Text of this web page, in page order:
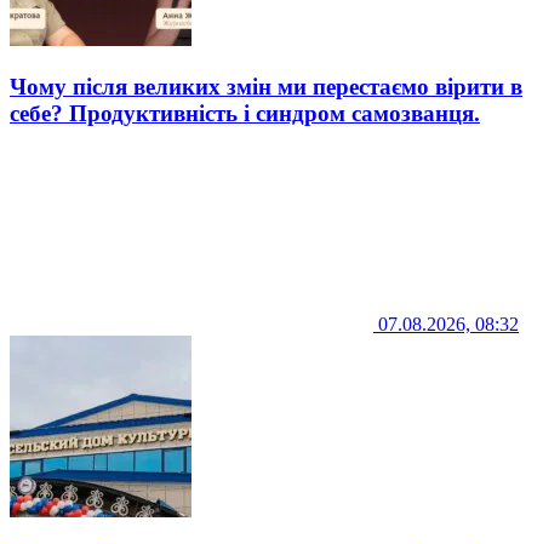
Чому після великих змін ми перестаємо вірити в
себе? Продуктивність і синдром самозванця.
07.08.2026, 08:32